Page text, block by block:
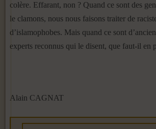
colère. Effarant, non ? Quand ce sont des
le clamons, nous nous faisons traiter de
d’islamophobes. Mais quand ce sont
experts reconnus qui le disent, que faut-il en
Alain CAGNAT